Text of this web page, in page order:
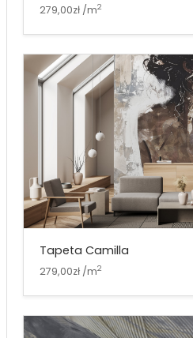
279,00zł /m2
Tapeta Camilla
279,00zł /m2